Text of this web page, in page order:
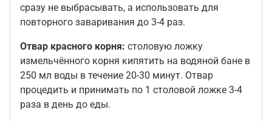
сразу не выбрасывать, а использовать для
повторного заваривания до 3-4 раз.
Отвар красного корня: столовую ложку
измельчённого корня кипятить на водяной бане в
250 мл воды в течение 20-30 минут. Отвар
процедить и принимать по 1 столовой ложке 3-4
раза в день до еды.